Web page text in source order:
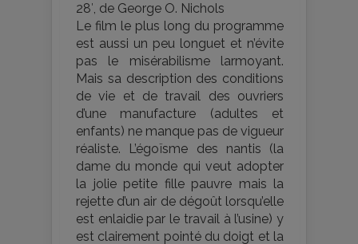
28′, de George O. Nichols
Le film le plus long du programme
est aussi un peu longuet et n’évite
pas le misérabilisme larmoyant.
Mais sa description des conditions
de vie et de travail des ouvriers
d’une manufacture (adultes et
enfants) ne manque pas de vigueur
réaliste. L’égoïsme des nantis (la
dame du monde qui veut adopter
la jolie petite fille pauvre mais la
rejette d’un air de dégoût lorsqu’elle
est enlaidie par le travail à l’usine) y
est clairement pointé du doigt et la